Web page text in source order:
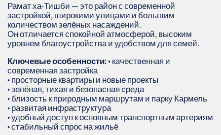
Рамат ха‑Тишби — это район с современной
застройкой, широкими улицами и большим
количеством зелёных насаждений.
Он отличается спокойной атмосферой, высоким
уровнем благоустройства и удобством для семей.
Ключевые особенности:• качественная и
современная застройка
• просторные квартиры и новые проекты
• зелёная, тихая и безопасная среда
• близость к природным маршрутам и парку Кармель
• развитая инфраструктура
• удобный доступ к основным транспортным артериям
• стабильный спрос на жильё